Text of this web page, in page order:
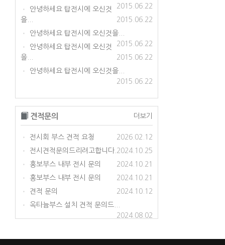
2015.06.22
•
안녕하세요 탑전시에 오신것
을...
2015.06.22
•
안녕하세요 탑전시에 오신것을...
2015.06.22
•
안녕하세요 탑전시에 오신것
을...
2015.06.22
•
안녕하세요 탑전시에 오신것을...
2015.06.22
견적문의 더보기
• 전시회 부스 견적 요청 2026.02.12
• 전시견적문의드리려고합니다. 2024.10.25
• 홍보부스 내부 전시 문의 2024.10.21
• 홍보부스 내부 전시 문의 2024.10.21
• 견적 문의 2024.10.12
•
옥타늄부스 설치 견적 문의드...
2024.08.02